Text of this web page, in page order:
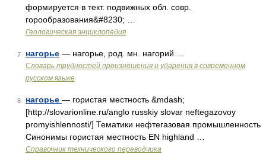
формируется в тект. подвижных обл. совр.
горообразования&#8230; …
Геологическая энциклопедия
7 нагорье — нагорье, род. мн. нагорий …
Словарь трудностей произношения и ударения в современном
русском языке
8 нагорье — гористая местность &mdash;
[http://slovarionline.ru/anglo russkiy slovar neftegazovoy
promyishlennosti/] Тематики нефтегазовая промышленность
Синонимы гористая местность EN highland …
Справочник технического переводчика